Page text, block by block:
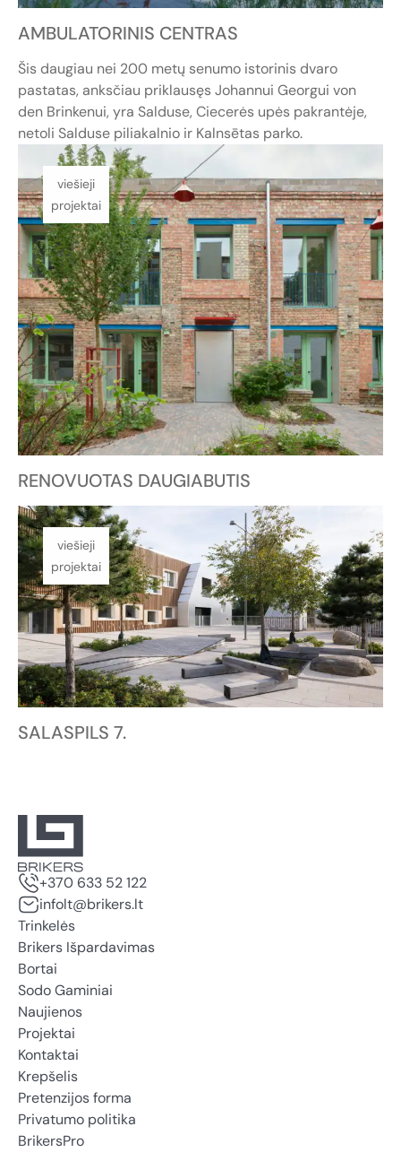
AMBULATORINIS CENTRAS
Šis daugiau nei 200 metų senumo istorinis dvaro
pastatas, anksčiau priklausęs Johannui Georgui von
den Brinkenui, yra Salduse, Ciecerės upės pakrantėje,
netoli Salduse piliakalnio ir Kalnsētas parko.
viešieji
projektai
RENOVUOTAS DAUGIABUTIS
viešieji
projektai
SALASPILS 7.
+370 633 52 122
infolt@brikers.lt
Trinkelės
Brikers Išpardavimas
Bortai
Sodo Gaminiai
Naujienos
Projektai
Kontaktai
Krepšelis
Pretenzijos forma
Privatumo politika
BrikersPro